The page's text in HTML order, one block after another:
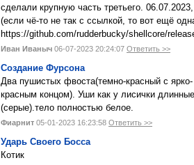
сделали крупную часть третьего.
(если чё-то не так с ссылкой, то вот ещё
https://github.com/rudderbucky/shellcore/
Иван Иваныч 06-07-2023 20:24:07 Ответить >>
Создание Фурсона
Два пушистых фвоста(темно-красный с ярко-
красным концом). Уши как у лисички длинные
(серые).тело полностью белое.
Фиарнит 05-01-2023 16:23:58 Ответить >>
Ударь Своего Босса
Котик